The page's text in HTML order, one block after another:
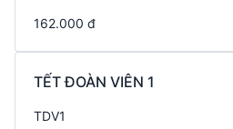
162.000 đ
TẾT ĐOÀN VIÊN 1
TDV1